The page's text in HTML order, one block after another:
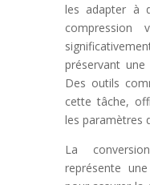
les adapter à
compression
préservant une
Des outils
cette tâche,
les paramètres
La
représente